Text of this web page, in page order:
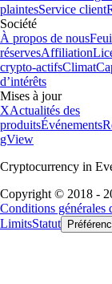
plaintesService client
Société
À propos de nous
réservesAffiliation
crypto-actifsClimat
d’intérêts
Mises à jour
XActualités des
produitsÉvénements
gView
Cryptocurrency in
Copyright © 2018 -
Conditions générales
LimitsStatut